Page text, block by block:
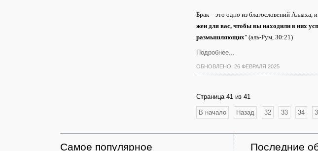
Брак – это одно из благословений Аллаха,
жен для вас, чтобы вы находили в них
размышляющих" (аль-Рум, 30:21)
Подробнее...
ОБНОВЛЕНО: 26 ФЕВРАЛЯ 2025
Страница 41 из 41
В начало Назад 32 33 34
Самое популярное Последние